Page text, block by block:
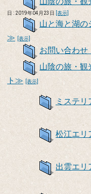
日 : 2019年04月23日
[表示]
山と海と湖
≫
[表示]
お問い合わせ
山陰の旅・
ト≫
[表示]
ミステ
松江エリ
出雲エリ